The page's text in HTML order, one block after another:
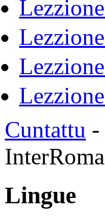
Cuntattu -
Lingue